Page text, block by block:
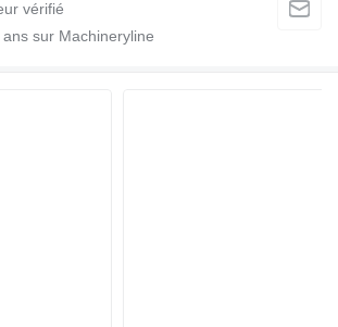
ans sur Machineryline